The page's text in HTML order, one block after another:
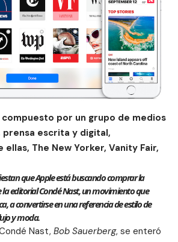
por un grupo de medios
prensa escrita y digital,
The New Yorker, Vanity Fair,
que Apple está buscando comprar la
editorial Condé Nast, un movimiento que
a convertirse en una referencia de estilo de
y moda.
Nast, Bob Sauerberg, se enteró